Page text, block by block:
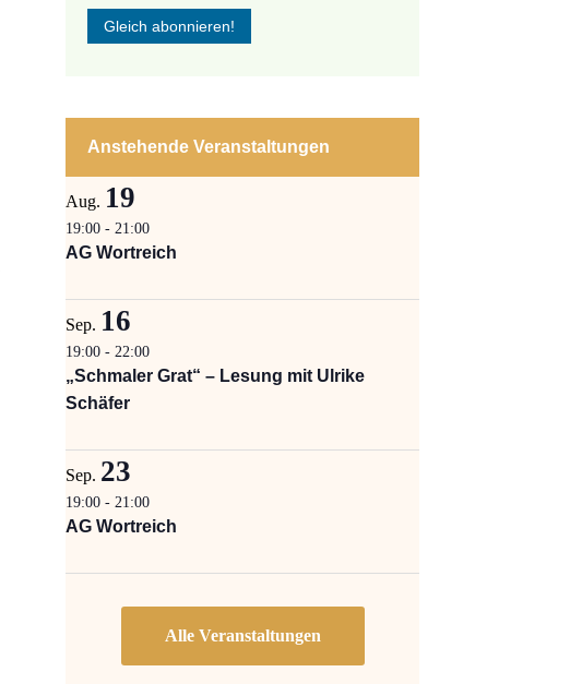
Anstehende Veranstaltungen
Aug. 19
19:00 - 21:00
AG Wortreich
Sep. 16
19:00 - 22:00
„Schmaler Grat“ – Lesung mit Ulrike
Schäfer
Sep. 23
19:00 - 21:00
AG Wortreich